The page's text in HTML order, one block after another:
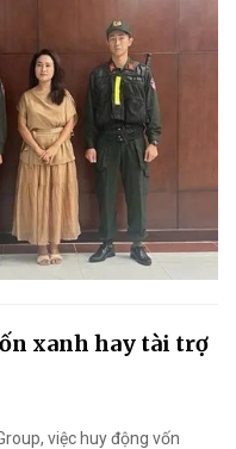
xanh hay tài trợ
việc huy động vốn